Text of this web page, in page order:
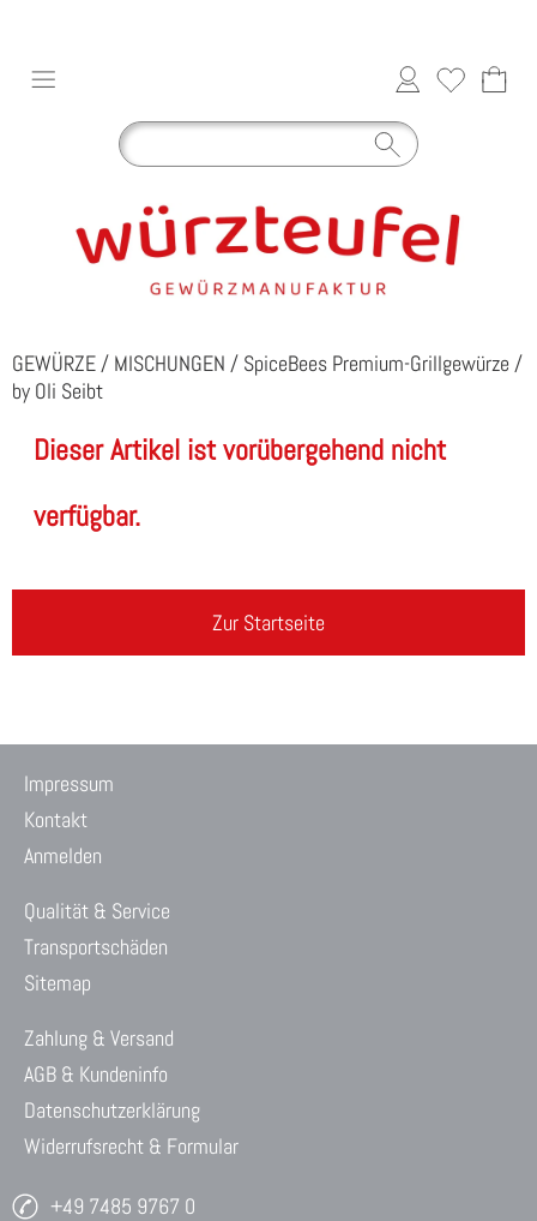
GEWÜRZE / MISCHUNGEN / SpiceBees Premium-Grillgewürze /
by Oli Seibt
Dieser Artikel ist vorübergehend nicht
verfügbar.
Zur Startseite
Impressum
Kontakt
Anmelden
Qualität & Service
Transportschäden
Sitemap
Zahlung & Versand
AGB & Kundeninfo
Datenschutzerklärung
Widerrufsrecht & Formular
+49 7485 9767 0